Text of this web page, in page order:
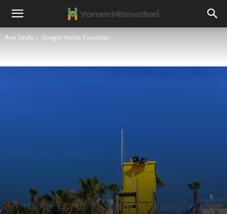
Ana Sayfa Google Harita Yorumları
Google Yorum Kaldırma Talepleri Ne